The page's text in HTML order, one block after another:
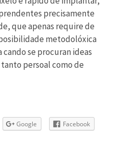
precisamente
que apenas require de
metodolóxica
se procuran ideas
tanto persoal como de
Google
Facebook